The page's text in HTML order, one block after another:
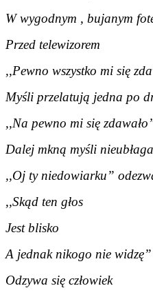
W wygodnym , bujanym
Przed telewizorem
,,Pewno wszystko mi się
Myśli przelatują jedna po
,,Na pewno mi się
Dalej mkną myśli
,,Oj ty niedowiarku”
,,Skąd ten głos
Jest blisko
A jednak nikogo nie widzę”
Odzywa się człowiek